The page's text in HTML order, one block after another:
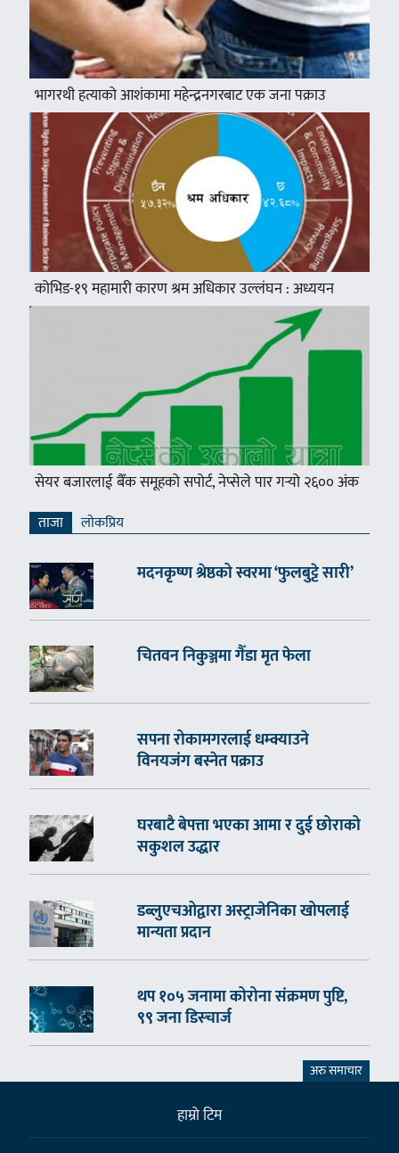
भागरथी हत्याको आशंकामा महेन्द्रनगरबाट एक जना पक्राउ
कोभिड-१९ महामारी कारण श्रम अधिकार उल्लंघन : अध्ययन
सेयर बजारलाई बैँक समूहको सपोर्ट, नेप्सेले पार गर्‍यो २६०० अंक
ताजा लाेकप्रिय
मदनकृष्ण श्रेष्ठको स्वरमा ‘फुलबुट्टे सारी’
चितवन निकुञ्जमा गैँडा मृत फेला
सपना रोकामगरलाई धम्क्याउने
विनयजंग बस्नेत पक्राउ
घरबाटै बेपत्ता भएका आमा र दुई छोराको
सकुशल उद्धार
डब्लुएचओद्वारा अस्ट्राजेनिका खोपलाई
मान्यता प्रदान
थप १०५ जनामा कोरोना संक्रमण पुष्टि,
९९ जना डिस्चार्ज
अरु समाचार
हाम्राे टिम